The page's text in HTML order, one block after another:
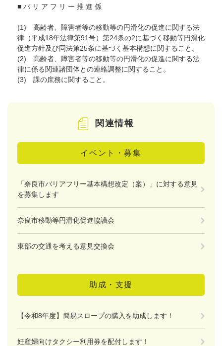
■ バ リ ア フ リ ー 推 進 係
(1) 高齢者、障害者等の移動等の円滑化の促進に関する法
律（平成18年法律第91号）第24条の2に基づく移動等円滑化
促進方針及び同法第25条に基づく基本構想に関すること。
(2) 高齢者、障害者等の移動等の円滑化の促進に関する法
律に係る関連諸団体との連絡調整に関すること。
(3) 課の庶務に関すること。
関連情報
イベント・募集
「奈良市バリアフリー基本構想改定（案）」に対する意見
を募集します
奈良市移動等円滑化促進協議会
東部の交通を考える意見交換会
助成・支援
【令和8年度】簡易スロープの購入を助成します！
妊産婦向けタクシー利用券を配付します！